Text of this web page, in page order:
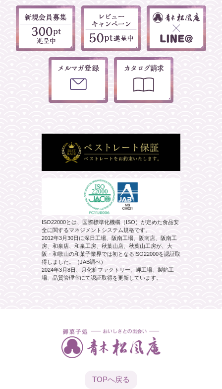
ISO22000とは、国際標準化機構（ISO）が定めた食品安
全に関するマネジメントシステム規格です。
2012年3月30日に深日工場、阪南工場、阪南店、阪南工
房、和泉店、和泉工房、秋葉山店、秋葉山工房が、大
阪・和歌山の和菓子業界では初となるISO22000を認証取
得しました。（JAB調べ）
2024年3月8日、月化粧ファクトリー、岬工場、製餡工
場、品質管理室にて認証取得を更新しています。
TOPへ戻る